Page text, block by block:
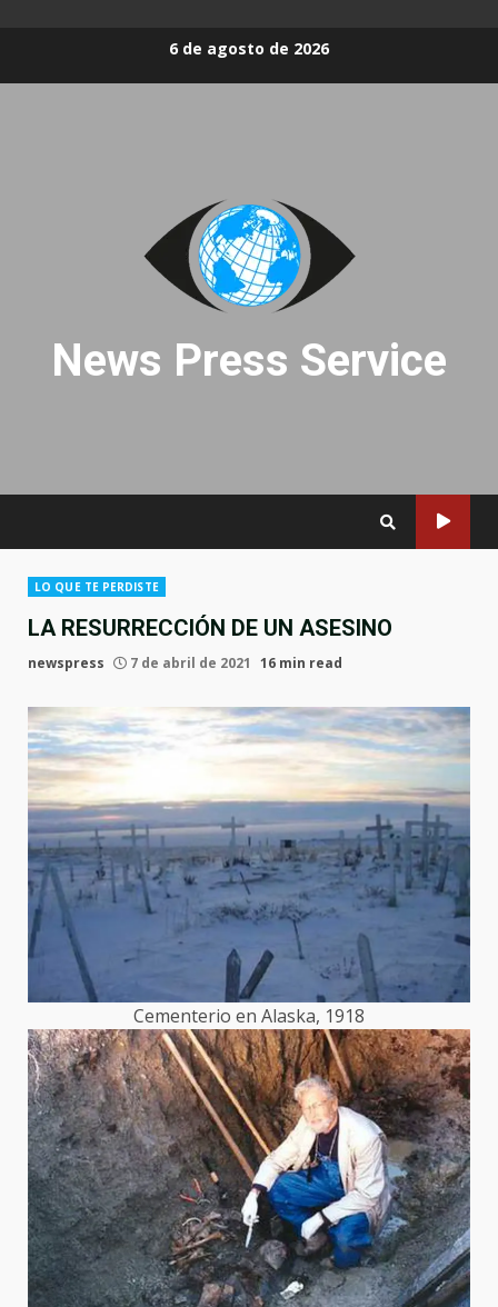
6 de agosto de 2026
News Press Service
LO QUE TE PERDISTE
LA RESURRECCIÓN DE UN ASESINO
newspress 7 de abril de 2021 16 min read
Cementerio en Alaska, 1918